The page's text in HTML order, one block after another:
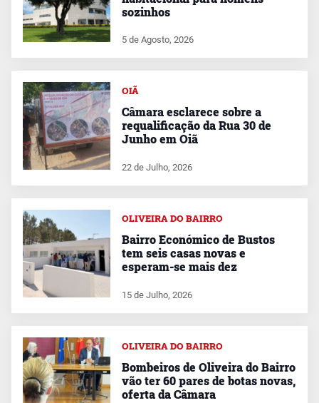
sozinhos
5 de Agosto, 2026
OIÃ
Câmara esclarece sobre a
requalificação da Rua 30 de
Junho em Oiã
22 de Julho, 2026
OLIVEIRA DO BAIRRO
Bairro Económico de Bustos
tem seis casas novas e
esperam-se mais dez
15 de Julho, 2026
OLIVEIRA DO BAIRRO
Bombeiros de Oliveira do Bairro
vão ter 60 pares de botas novas,
oferta da Câmara